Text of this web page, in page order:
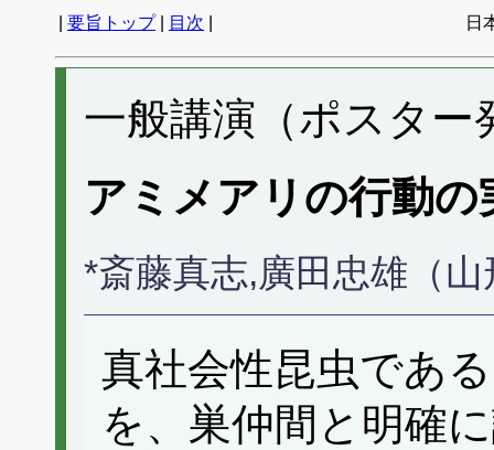
要旨トップ| 目次 日
一般講演（ポスター
アミメアリの行動の
*斎藤真志,廣田忠雄（
真社会性昆虫であ
を、巣仲間と明確